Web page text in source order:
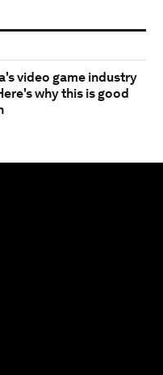
video game industry
why this is good